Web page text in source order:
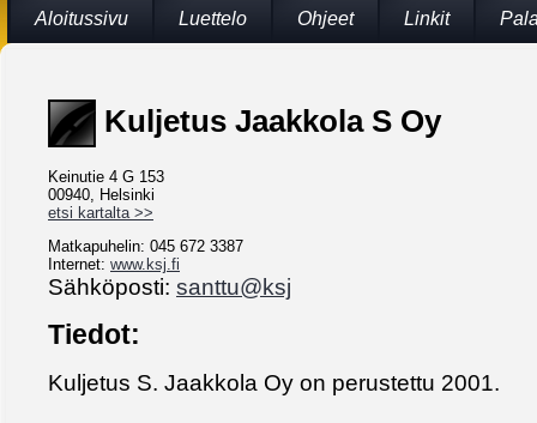
Aloitussivu Luettelo Ohjeet Linkit
Kuljetus Jaakkola S Oy
Keinutie 4 G 153
00940, Helsinki
etsi kartalta >>
Matkapuhelin: 045 672 3387
Internet: www.ksj.fi
Sähköposti: santtu@ksj
Tiedot:
Kuljetus S. Jaakkola Oy on perustettu 2001.